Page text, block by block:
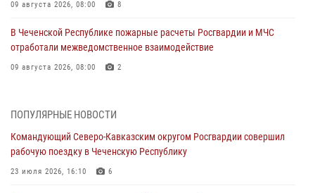
09 августа 2026, 08:00 8
В Чеченской Республике пожарные расчеты Росгвардии и МЧС
отработали межведомственное взаимодействие
09 августа 2026, 08:00 2
определили на Кубани
В Ульяновске росгвардейцы присоединились к донорской акции
(видео)
ПОПУЛЯРНЫЕ НОВОСТИ
Командующий Северо-Кавказским округом Росгвардии совершил
рабочую поездку в Чеченскую Республику
23 июля 2026, 16:10 6